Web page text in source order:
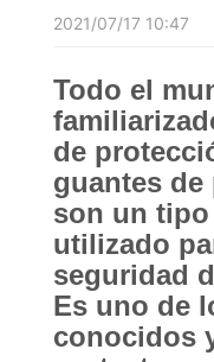
2021/07/17 10:47
Todo el
de
guantes
son un
utilizado
seguridad
Es uno de
conocidos